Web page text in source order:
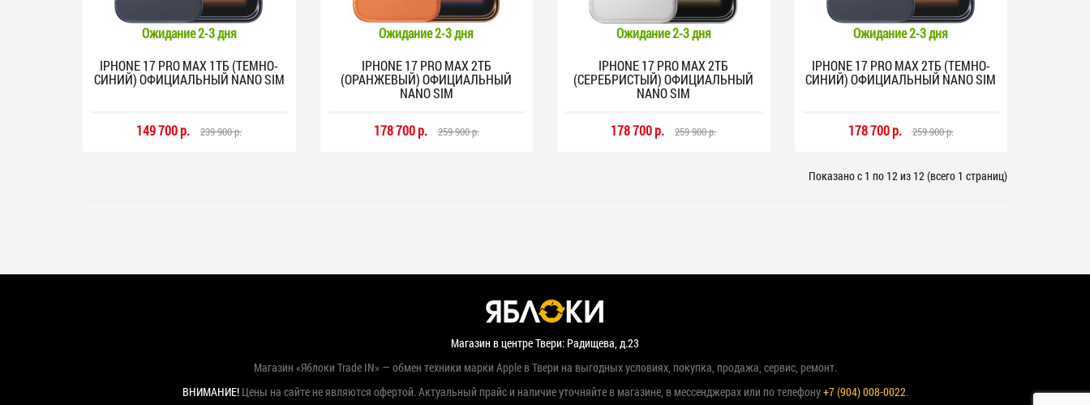
Ожидание 2-3 дня
IPHONE 17 PRO MAX 1ТБ (ТЕМНО-
СИНИЙ) ОФИЦИАЛЬНЫЙ NANO SIM
149 700 р. 239 900 р.
Ожидание 2-3 дня
IPHONE 17 PRO MAX 2ТБ
(ОРАНЖЕВЫЙ) ОФИЦИАЛЬНЫЙ
NANO SIM
178 700 р. 259 900 р.
Ожидание 2-3 дня
IPHONE 17 PRO MAX 2ТБ
(СЕРЕБРИСТЫЙ) ОФИЦИАЛЬНЫЙ
NANO SIM
178 700 р. 259 900 р.
Ожидание 2-3 дня
IPHONE 17 PRO MAX 2ТБ (ТЕМНО-
СИНИЙ) ОФИЦИАЛЬНЫЙ NANO SIM
178 700 р. 259 900 р.
Показано с 1 по 12 из 12 (всего 1 страниц)
Магазин в центре Твери: Радищева, д.23
Магазин «Яблоки Trade IN» — обмен техники марки Apple в Твери на выгодных условиях, покупка, продажа, сервис, ремонт.
ВНИМАНИЕ!Цены на сайте не являются офертой. Актуальный прайс и наличие уточняйте в магазине, в мессенджерах или по телефону+7 (904) 008-0022.